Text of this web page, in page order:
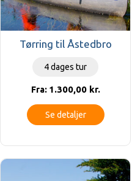
Tørring til Åstedbro
4 dages tur
Fra: 1.300,00 kr.
Se detaljer